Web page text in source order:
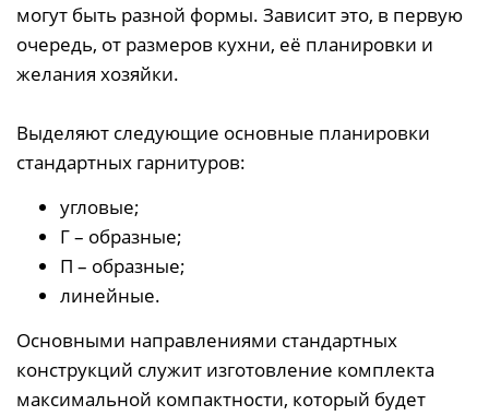
могут быть разной формы. Зависит это, в первую
очередь, от размеров кухни, её планировки и
желания хозяйки.
Выделяют следующие основные планировки
стандартных гарнитуров:
угловые;
Г – образные;
П – образные;
линейные.
Основными направлениями стандартных
конструкций служит изготовление комплекта
максимальной компактности, который будет